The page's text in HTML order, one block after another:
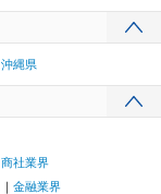
沖縄県
商社業界
金融業界